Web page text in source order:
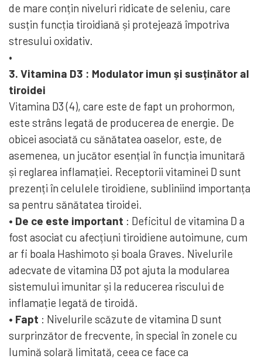
de mare conțin niveluri ridicate de seleniu, care
susțin funcția tiroidiană și protejează împotriva
stresului oxidativ.
•
3. Vitamina D3 : Modulator imun și susținător al
tiroidei
Vitamina D3 (4), care este de fapt un prohormon,
este strâns legată de producerea de energie. De
obicei asociată cu sănătatea oaselor, este, de
asemenea, un jucător esențial în funcția imunitară
și reglarea inflamației. Receptorii vitaminei D sunt
prezenți în celulele tiroidiene, subliniind importanța
sa pentru sănătatea tiroidei.
• De ce este important : Deficitul de vitamina D a
fost asociat cu afecțiuni tiroidiene autoimune, cum
ar fi boala Hashimoto și boala Graves. Nivelurile
adecvate de vitamina D3 pot ajuta la modularea
sistemului imunitar și la reducerea riscului de
inflamație legată de tiroidă.
• Fapt : Nivelurile scăzute de vitamina D sunt
surprinzător de frecvente, în special în zonele cu
lumină solară limitată, ceea ce face ca